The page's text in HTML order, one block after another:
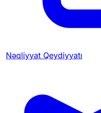
Nəqliyyat Qeydiyyatı